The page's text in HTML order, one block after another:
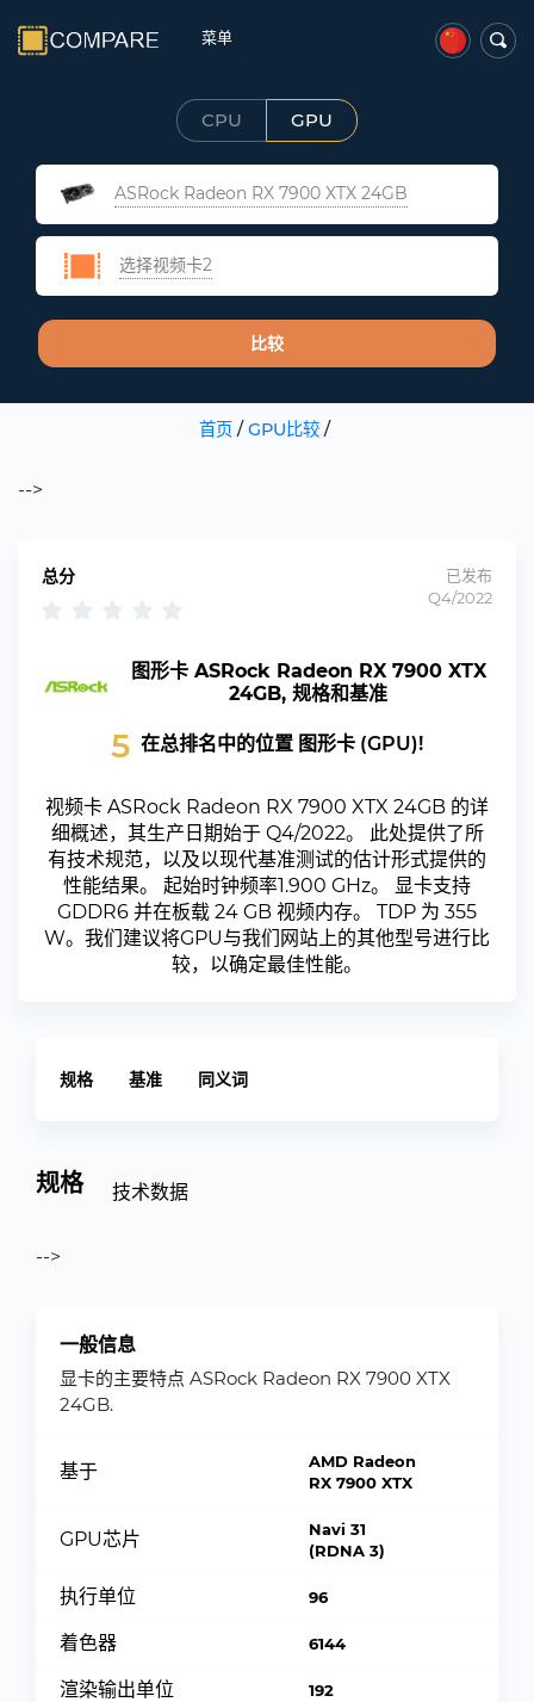
菜单
CPU GPU
ASRock Radeon RX 7900 XTX 24GB
选择视频卡2
比较
首页 / GPU比较 /
-->
总分
已发布
Q4/2022
图形卡 ASRock Radeon RX 7900 XTX
24GB, 规格和基准
5 在总排名中的位置 图形卡 (GPU)!
视频卡 ASRock Radeon RX 7900 XTX 24GB 的详
细概述，其生产日期始于 Q4/2022。 此处提供了所
有技术规范，以及以现代基准测试的估计形式提供的
性能结果。 起始时钟频率1.900 GHz。 显卡支持
GDDR6 并在板载 24 GB 视频内存。 TDP 为 355
W。我们建议将GPU与我们网站上的其他型号进行比
较，以确定最佳性能。
规格 基准 同义词
规格 技术数据
-->
一般信息
显卡的主要特点 ASRock Radeon RX 7900 XTX
24GB.
基于
AMD Radeon
RX 7900 XTX
GPU芯片
Navi 31
(RDNA 3)
执行单位 96
着色器 6144
渲染输出单位 192